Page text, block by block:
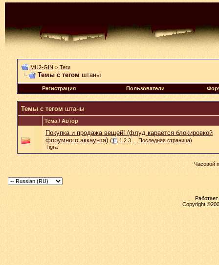
MU2-GIN > Теги
Темы с тегом штаны
Регистрация Пользователи
Темы с тегом штаны
Тема / Автор
Покупка и продажа вещей! (флуд карается блокировкой
форумного аккаунта) ( 1 2 3 Последняя страница)
Tigra
Часовой
Copyright